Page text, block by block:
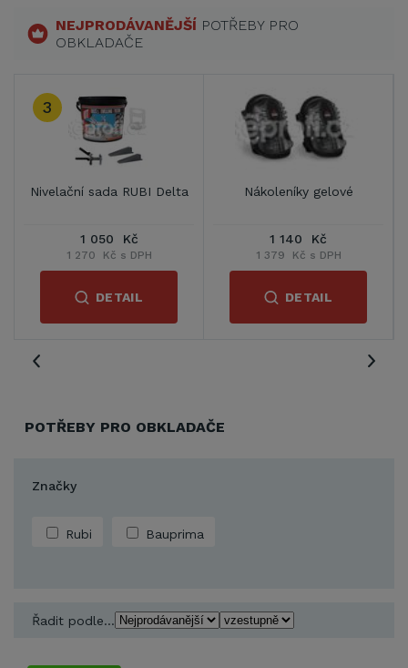
NEJPRODÁVANĚJŠÍ POTŘEBY PRO
OBKLADAČE
3
Nivelační sada RUBI Delta
1 050 Kč
1 270 Kč s DPH
DETAIL
Nákoleníky gelové
1 140 Kč
1 379 Kč s DPH
DETAIL
POTŘEBY PRO OBKLADAČE
Značky
Rubi Bauprima
Řadit podle...